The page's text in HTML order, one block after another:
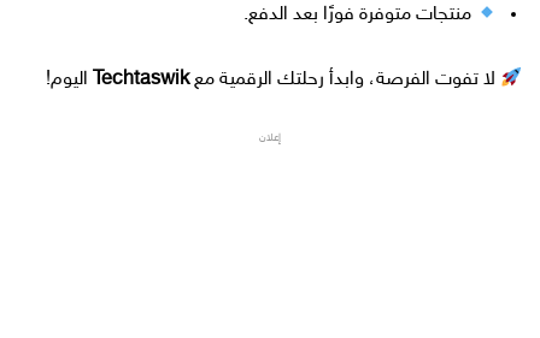
منتجات متوفرة فورًا بعد الدفع.
لا تفوت الفرصة، وابدأ رحلتك الرقمية معTechtaswik اليوم!
إعلان